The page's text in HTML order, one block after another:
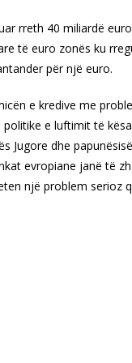
rreth 40 miliardë
të euro zonës ku
për një euro.
e kredive me
e luftimit të
Jugore dhe
evropiane janë të
një problem serioz